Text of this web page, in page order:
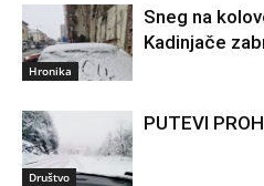
Hronika
Sneg na
Kadinjače
Društvo
PUTEVI